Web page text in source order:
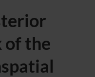
of the